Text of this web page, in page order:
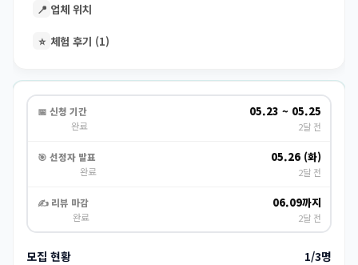
📍 업체 위치
⭐ 체험 후기 (1)
📅 신청 기간
완료
05.23 ~ 05.25
2달 전
🎯 선정자 발표
완료
05.26 (화)
2달 전
✍️ 리뷰 마감
완료
06.09까지
2달 전
모집 현황 1/3명